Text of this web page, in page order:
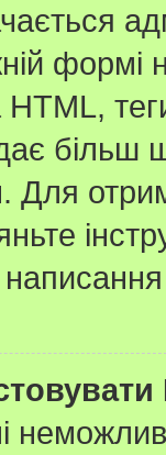
більш
Для